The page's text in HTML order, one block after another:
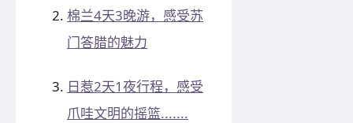
棉兰4天3晚游，感受苏
门答腊的魅力
日惹2天1夜行程，感受
爪哇文明的摇篮.......